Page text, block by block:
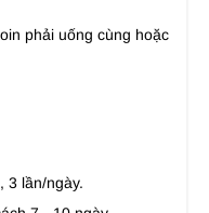
phải uống cùng hoặc
3 lần/ngày.